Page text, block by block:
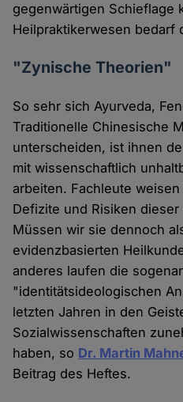
gegenwärtigen Schieflage
Heilpraktikerwesen bedarf
"Zynische Theorien"
So sehr sich Ayurveda,
Traditionelle Chinesische
unterscheiden, ist ihnen
mit wissenschaftlich
arbeiten. Fachleute
Defizite und Risiken
Müssen wir sie dennoch
evidenzbasierten
anderes laufen die
"identitätsideologischen
letzten Jahren in den
Sozialwissenschaften
haben, so Dr. Martin
Beitrag des Heftes.